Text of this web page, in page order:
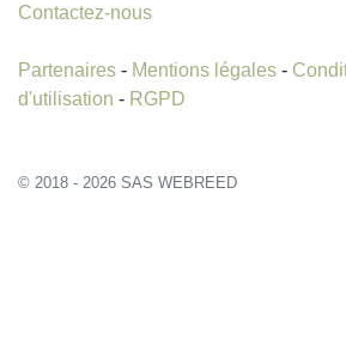
Contactez-nous
Partenaires - Mentions légales -
d'utilisation - RGPD
© 2018 - 2026 SAS WEBREED